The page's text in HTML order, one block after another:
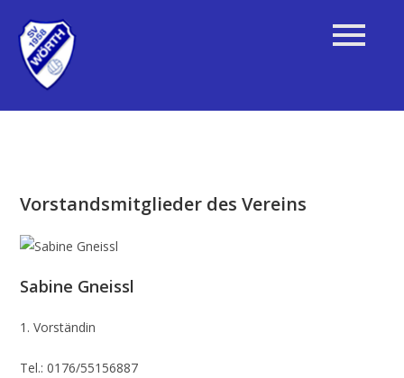
Vorstandsmitglieder des Vereins
Sabine Gneissl
1. Vorständin
Tel.: 0176/55156887